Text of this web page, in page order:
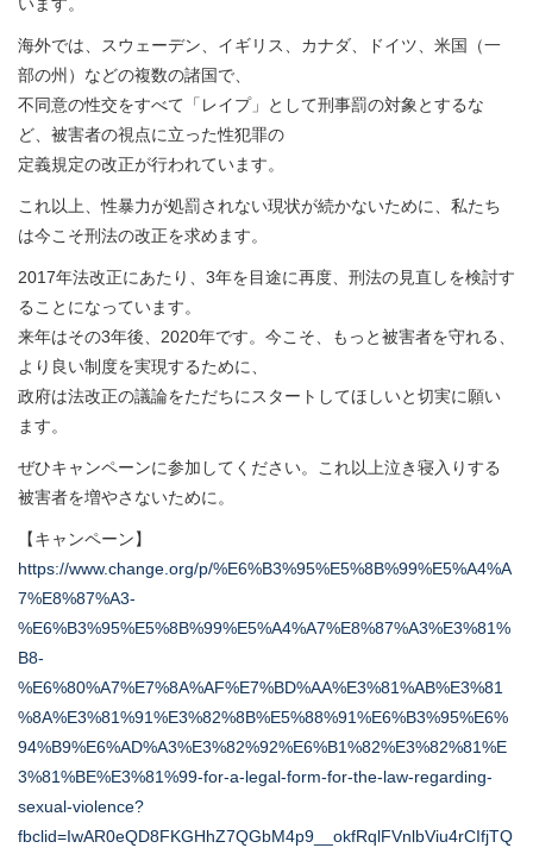
海外では、スウェーデン、イギリス、カナダ、ドイツ、米国（一
部の州）などの複数の諸国で、
不同意の性交をすべて「レイプ」として刑事罰の対象とするな
ど、被害者の視点に立った性犯罪の
定義規定の改正が行われています。
これ以上、性暴力が処罰されない現状が続かないために、私たち
は今こそ刑法の改正を求めます。
2017年法改正にあたり、3年を目途に再度、刑法の見直しを検討す
ることになっています。
来年はその3年後、2020年です。今こそ、もっと被害者を守れる、
より良い制度を実現するために、
政府は法改正の議論をただちにスタートしてほしいと切実に願い
ます。
ぜひキャンペーンに参加してください。これ以上泣き寝入りする
被害者を増やさないために。
【キャンペーン】
https://www.change.org/p/%E6%B3%95%E5%8B%99%E5%A4%A
7%E8%87%A3-
%E6%B3%95%E5%8B%99%E5%A4%A7%E8%87%A3%E3%81%
B8-
%E6%80%A7%E7%8A%AF%E7%BD%AA%E3%81%AB%E3%81
%8A%E3%81%91%E3%82%8B%E5%88%91%E6%B3%95%E6%
94%B9%E6%AD%A3%E3%82%92%E6%B1%82%E3%82%81%E
3%81%BE%E3%81%99-for-a-legal-form-for-the-law-regarding-
sexual-violence?
fbclid=IwAR0eQD8FKGHhZ7QGbM4p9__okfRqlFVnlbViu4rCIfjTQ